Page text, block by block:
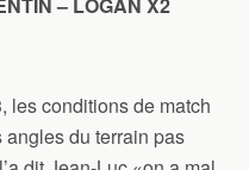
les conditions de match
du terrain pas